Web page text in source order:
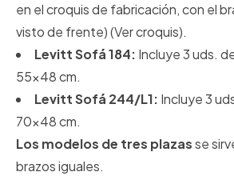
en el croquis de fabricación, con el
visto de frente)(Ver croquis).
Levitt Sofá 184: Incluye 3 uds.
55x48 cm.
Levitt Sofá 244/L1: Incluye 3
70x48 cm.
Los modelos de tres plazasse
brazos iguales.